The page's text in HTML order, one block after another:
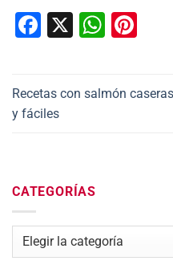
Facebook
X
Recetas con salmón caseras
y fáciles
CATEGORÍAS
Categorías